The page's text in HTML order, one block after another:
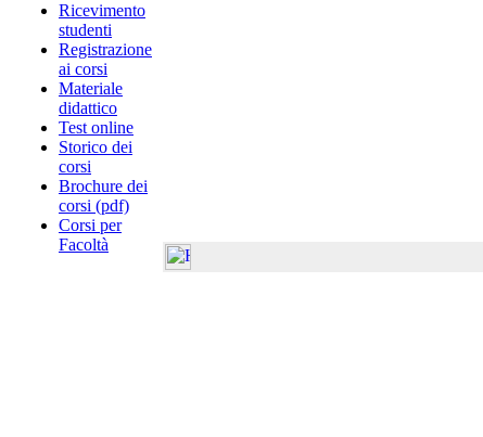
Ricevimento
studenti
Registrazione
ai corsi
Materiale
didattico
Test online
Storico dei
corsi
Brochure dei
corsi (pdf)
Corsi per
Facoltà